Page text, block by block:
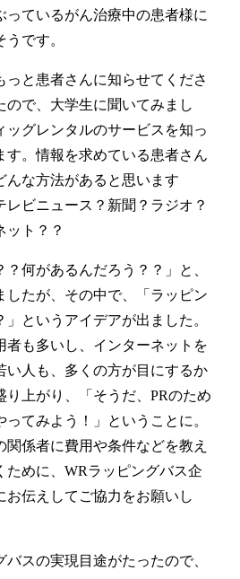
っているがん治療中の患者様に
です。
っと患者さんに知らせてくださ
ので、大学生に聞いてみまし
ッグレンタルのサービスを知っ
す。情報を求めている患者さん
んな方法があると思います
ビニュース？新聞？ラジオ？
ット？？
何があるんだろう？？」と、
したが、その中で、「ラッピン
というアイデアが出ました。
者も多いし、インターネットを
い人も、多くの方が目にするか
り上がり、「そうだ、PRのため
てみよう！」ということに。
関係者に費用や条件などを教え
ために、WRラッピングバス企
お伝えしてご協力をお願いし
スの実現目途がたったので、